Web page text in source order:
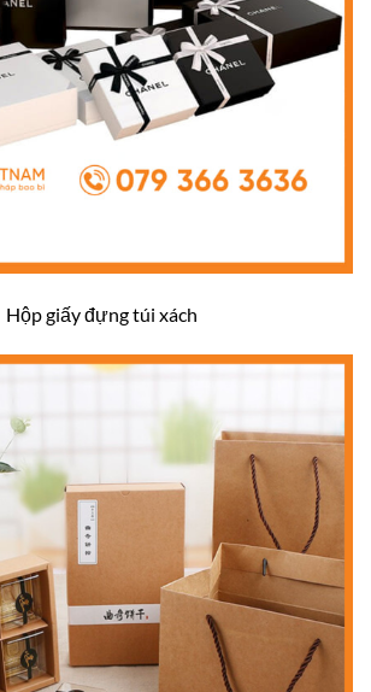
Hộp giấy đựng túi xách